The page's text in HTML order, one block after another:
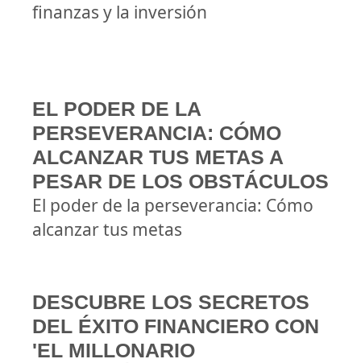
finanzas y la inversión
EL PODER DE LA
PERSEVERANCIA: CÓMO
ALCANZAR TUS METAS A
PESAR DE LOS OBSTÁCULOS
El poder de la perseverancia: Cómo
alcanzar tus metas
DESCUBRE LOS SECRETOS
DEL ÉXITO FINANCIERO CON
'EL MILLONARIO